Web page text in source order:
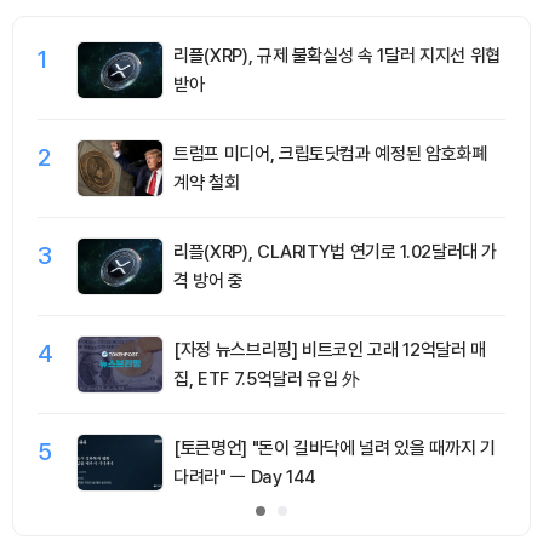
1
리플(XRP), 규제 불확실성 속 1달러 지지선 위협
받아
2
트럼프 미디어, 크립토닷컴과 예정된 암호화폐
계약 철회
3
리플(XRP), CLARITY법 연기로 1.02달러대 가
격 방어 중
4
[자정 뉴스브리핑] 비트코인 고래 12억달러 매
집, ETF 7.5억달러 유입 外
5
[토큰명언] "돈이 길바닥에 널려 있을 때까지 기
다려라" ㅡ Day 144